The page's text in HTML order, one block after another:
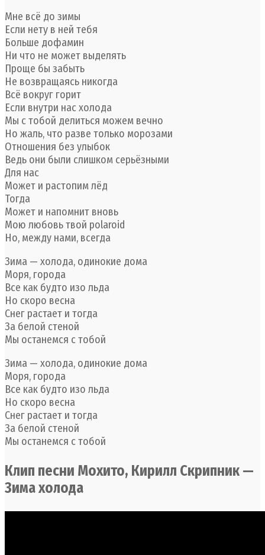
Мне всё до зимы
Если нету в ней тебя
Больше дофамин
Ни что не может выделять
Проще бы забыть
Не возвращаясь никогда
Всё вокруг горит
Если внутри нас холода
Мы с тобой делиться можем вечно
Но жаль, что разве только морозами
Отношения без улыбок
Ведь они были слишком серьёзными
Для нас
Может и растопим лёд
Тогда
Может и напомнит вновь
Мою любовь твой polaroid
Но, между нами, всегда
Зима — холода, одинокие дома
Моря, города
Все как будто изо льда
Но скоро весна
Снег растает и тогда
За белой стеной
Мы останемся с тобой
Зима — холода, одинокие дома
Моря, города
Все как будто изо льда
Но скоро весна
Снег растает и тогда
За белой стеной
Мы останемся с тобой
Клип песни Мохито, Кирилл Скрипник —
Зима холода